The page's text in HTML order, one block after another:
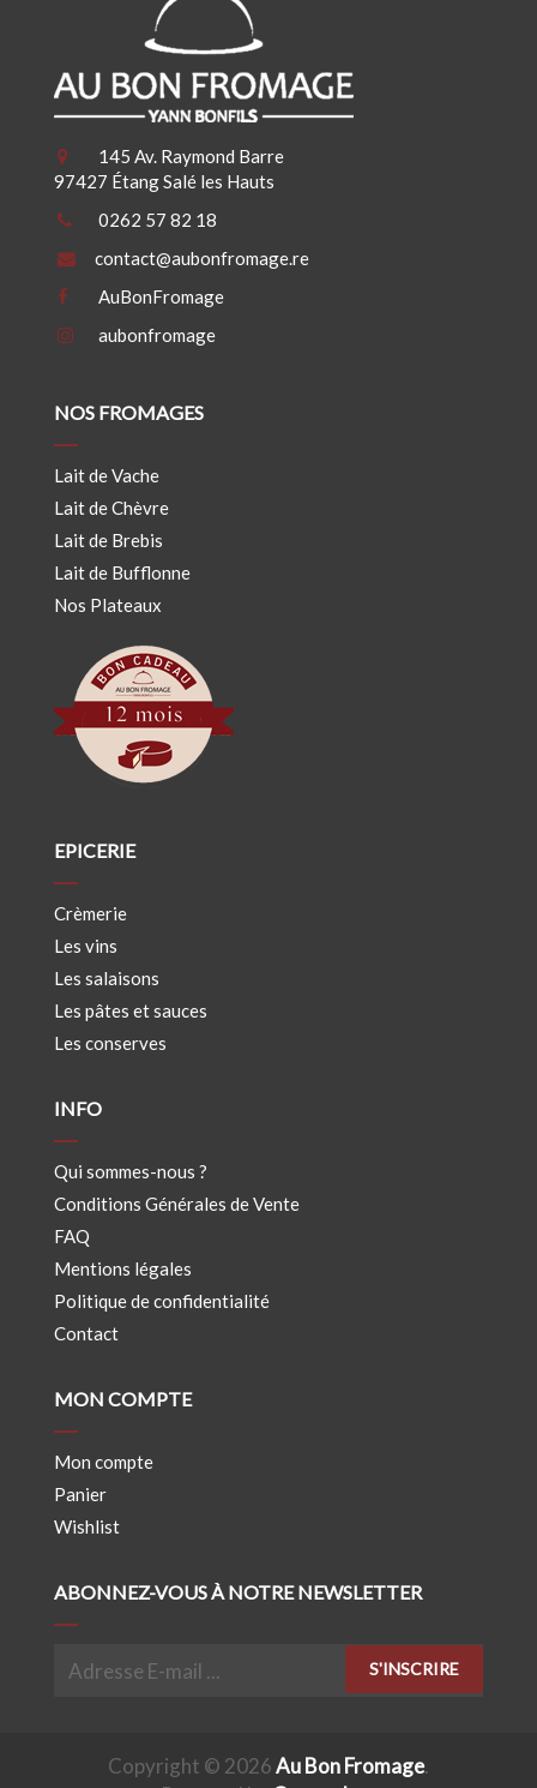
145 Av. Raymond Barre
97427 Étang Salé les Hauts
0262 57 82 18
contact@aubonfromage.re
AuBonFromage
aubonfromage
NOS FROMAGES
Lait de Vache
Lait de Chèvre
Lait de Brebis
Lait de Bufflonne
Nos Plateaux
EPICERIE
Crèmerie
Les vins
Les salaisons
Les pâtes et sauces
Les conserves
INFO
Qui sommes-nous ?
Conditions Générales de Vente
FAQ
Mentions légales
Politique de confidentialité
Contact
MON COMPTE
Mon compte
Panier
Wishlist
ABONNEZ-VOUS À NOTRE NEWSLETTER
S'INSCRIRE
Copyright © 2026Au Bon Fromage.